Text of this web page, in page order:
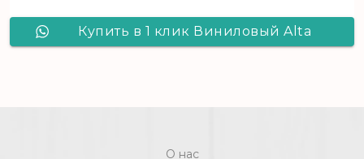
Купить в 1 клик Виниловый Alta
О нас